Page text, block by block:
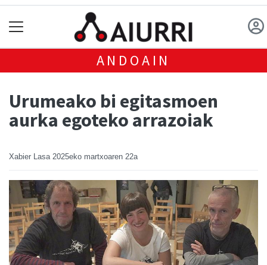
ANDOAIN
Urumeako bi egitasmoen
aurka egoteko arrazoiak
Xabier Lasa 2025eko martxoaren 22a